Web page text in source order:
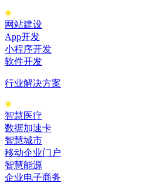
网站建设
App开发
小程序开发
软件开发
行业解决方案
智慧医疗
数据加速卡
智慧城市
移动企业门户
智慧能源
企业电子商务